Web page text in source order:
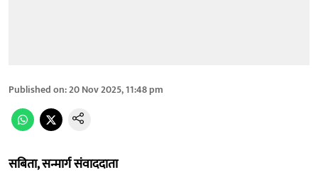
Published on:20 Nov 2025, 11:48 pm
सबिता, सन्मार्ग संवाददाता